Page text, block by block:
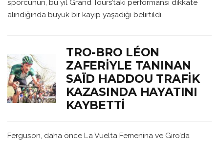
sporcunun, bu yıl Grand Tours’taki performansı dikkate
alındığında büyük bir kayıp yaşadığı belirtildi.
TRO-BRO LÉON
ZAFERIYLE TANINAN
SAÏD HADDOU TRAFIK
KAZASINDA HAYATINI
KAYBETTI
Ferguson, daha önce La Vuelta Femenina ve Giro’da